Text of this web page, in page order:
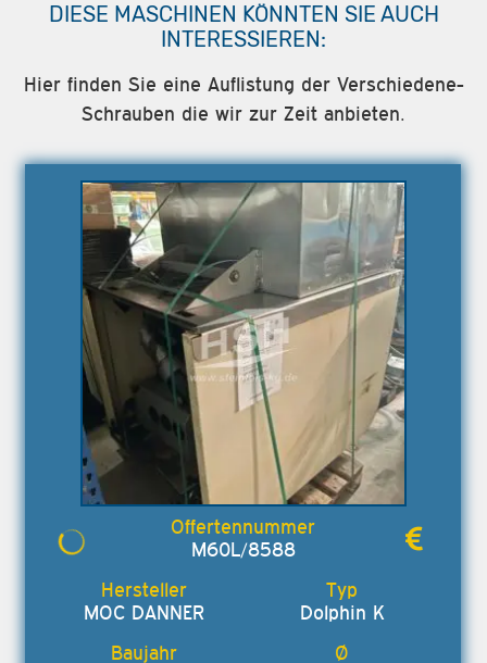
DIESE MASCHINEN KÖNNTEN SIE AUCH
INTERESSIEREN:
Hier finden Sie eine Auflistung der Verschiedene-
Schrauben die wir zur Zeit anbieten.
M60L/8588
MOC DANNER Dolphin K